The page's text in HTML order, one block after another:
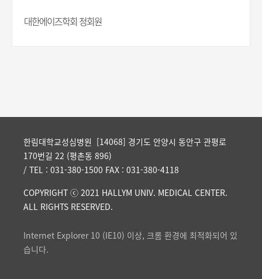
대한에이즈학회 정회원
한림대학교성심병원 [14068] 경기도 안양시 동안구 관평로
170번길 22 (평촌동 896)
/ TEL : 031-380-1500 FAX : 031-380-4118
COPYRIGHT ⓒ 2021 HALLYM UNIV. MEDICAL CENTER.
ALL RIGHTS RESERVED.
Internet Explorer 10 (IE10) 이상, 크롬 환경에 최적화되어 있
습니다.